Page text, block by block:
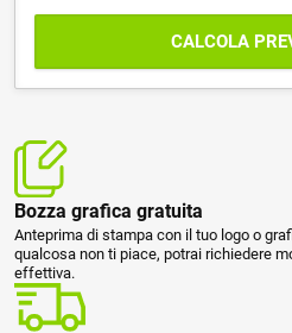
CALCOLA
Bozza grafica gratuita
Anteprima di stampa con il tuo logo o
qualcosa non ti piace, potrai richiedere
effettiva.